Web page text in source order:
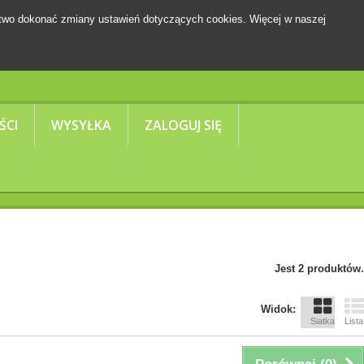
WYSYŁKA ZALOGUJ SIĘ
dokonać zmiany ustawień dotyczących cookies. Więcej w naszej
Jest 2 produktów.
Widok:
Siatka Lista